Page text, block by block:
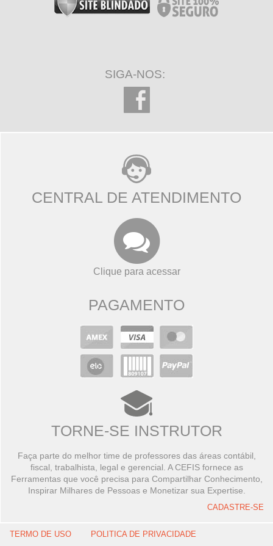
SIGA-NOS:
CENTRAL DE ATENDIMENTO
Clique para acessar
PAGAMENTO
TORNE-SE INSTRUTOR
Faça parte do melhor time de professores das áreas contábil,
fiscal, trabalhista, legal e gerencial. A CEFIS fornece as
Ferramentas que você precisa para Compartilhar Conhecimento,
Inspirar Milhares de Pessoas e Monetizar sua Expertise.
CADASTRE-SE
TERMO DE USO POLITICA DE PRIVACIDADE